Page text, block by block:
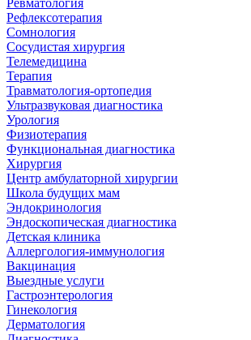
Ревматология
Рефлексотерапия
Сомнология
Сосудистая хирургия
Телемедицина
Терапия
Травматология-ортопедия
Ультразвуковая диагностика
Урология
Физиотерапия
Функциональная диагностика
Хирургия
Центр амбулаторной хирургии
Школа будущих мам
Эндокринология
Эндоскопическая диагностика
Детская клиника
Аллергология-иммунология
Вакцинация
Выездные услуги
Гастроэнтерология
Гинекология
Дерматология